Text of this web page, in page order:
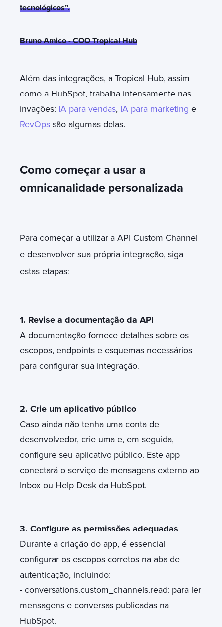
tecnológicos”.
Bruno Amico - COO Tropical Hub
Além das integrações, a Tropical Hub, assim
como a HubSpot, trabalha intensamente nas
invações: IA para vendas, IA para marketing e
RevOps são algumas delas.
Como começar a usar a
omnicanalidade personalizada
Para começar a utilizar a API Custom Channel
e desenvolver sua própria integração, siga
estas etapas:
1. Revise a documentação da API
A documentação fornece detalhes sobre os
escopos, endpoints e esquemas necessários
para configurar sua integração.
2. Crie um aplicativo público
Caso ainda não tenha uma conta de
desenvolvedor, crie uma e, em seguida,
configure seu aplicativo público. Este app
conectará o serviço de mensagens externo ao
Inbox ou Help Desk da HubSpot.
3. Configure as permissões adequadas
Durante a criação do app, é essencial
configurar os escopos corretos na aba de
autenticação, incluindo:
- conversations.custom_channels.read: para ler
mensagens e conversas publicadas na
HubSpot.